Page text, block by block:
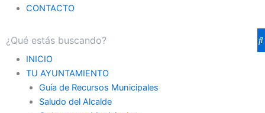
CONTACTO
INICIO
TU AYUNTAMIENTO
Guía de Recursos Municipales
Saludo del Alcalde